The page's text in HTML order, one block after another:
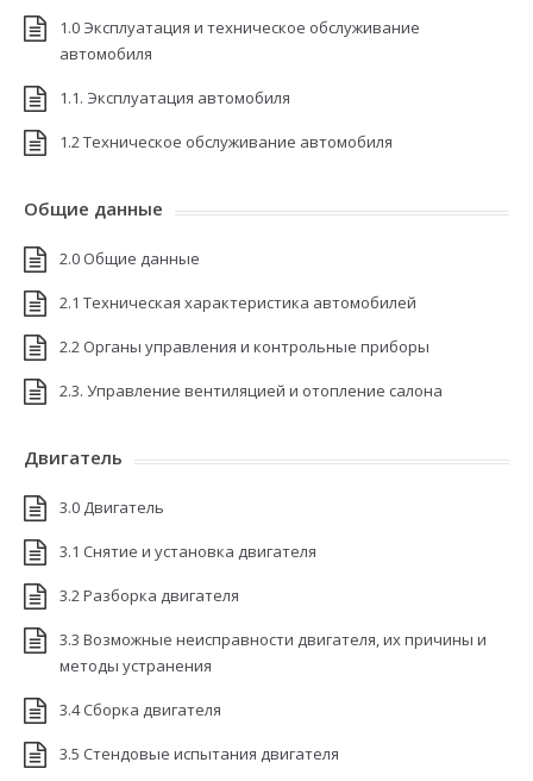
1.0 Эксплуатация и техническое обслуживание
автомобиля
1.1. Эксплуатация автомобиля
1.2 Техническое обслуживание автомобиля
Общие данные
2.0 Общие данные
2.1 Техническая характеристика автомобилей
2.2 Органы управления и контрольные приборы
2.3. Управление вентиляцией и отопление салона
Двигатель
3.0 Двигатель
3.1 Снятие и установка двигателя
3.2 Разборка двигателя
3.3 Возможные неисправности двигателя, их причины и
методы устранения
3.4 Сборка двигателя
3.5 Стендовые испытания двигателя